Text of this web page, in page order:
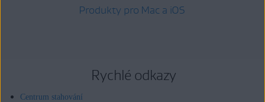
Produkty pro Mac a iOS
Rychlé odkazy
Centrum stahování